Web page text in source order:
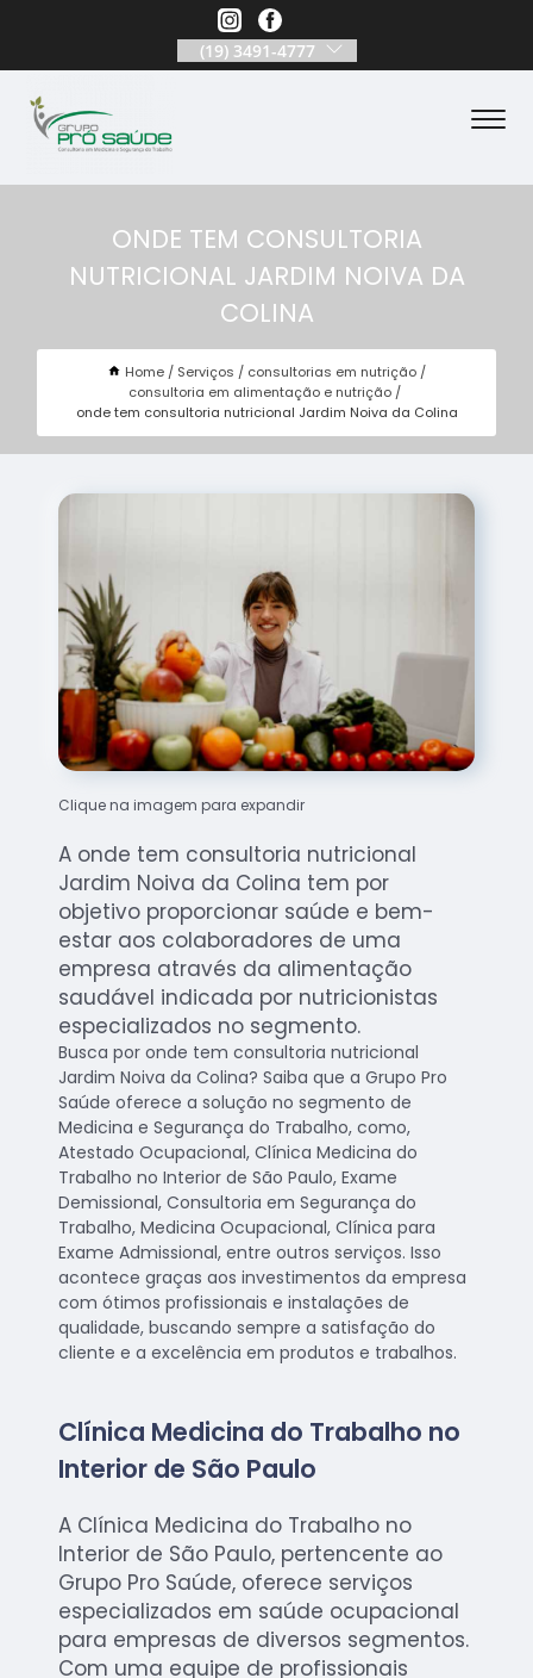
(19) 3491-4777
ONDE TEM CONSULTORIA
NUTRICIONAL JARDIM NOIVA DA
COLINA
Home Serviços
consultorias em nutrição
consultoria em alimentação e nutrição
onde tem consultoria nutricional Jardim Noiva da Colina
Clique na imagem para expandir
A onde tem consultoria nutricional
Jardim Noiva da Colina tem por
objetivo proporcionar saúde e bem-
estar aos colaboradores de uma
empresa através da alimentação
saudável indicada por nutricionistas
especializados no segmento.
Busca por onde tem consultoria nutricional
Jardim Noiva da Colina? Saiba que a Grupo Pro
Saúde oferece a solução no segmento de
Medicina e Segurança do Trabalho, como,
Atestado Ocupacional, Clínica Medicina do
Trabalho no Interior de São Paulo, Exame
Demissional, Consultoria em Segurança do
Trabalho, Medicina Ocupacional, Clínica para
Exame Admissional, entre outros serviços. Isso
acontece graças aos investimentos da empresa
com ótimos profissionais e instalações de
qualidade, buscando sempre a satisfação do
cliente e a excelência em produtos e trabalhos.
Clínica Medicina do Trabalho no
Interior de São Paulo
A Clínica Medicina do Trabalho no
Interior de São Paulo, pertencente ao
Grupo Pro Saúde, oferece serviços
especializados em saúde ocupacional
para empresas de diversos segmentos.
Com uma equipe de profissionais